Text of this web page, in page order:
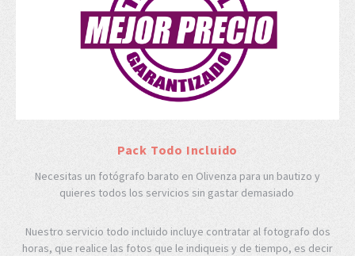
Pack Todo Incluido
Necesitas un fotógrafo barato en Olivenza para un bautizo y
quieres todos los servicios sin gastar demasiado
Nuestro servicio todo incluido incluye contratar al fotografo dos
horas, que realice las fotos que le indiqueis y de tiempo, es decir